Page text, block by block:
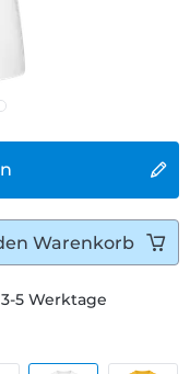
5 Werktage
Warenkorb